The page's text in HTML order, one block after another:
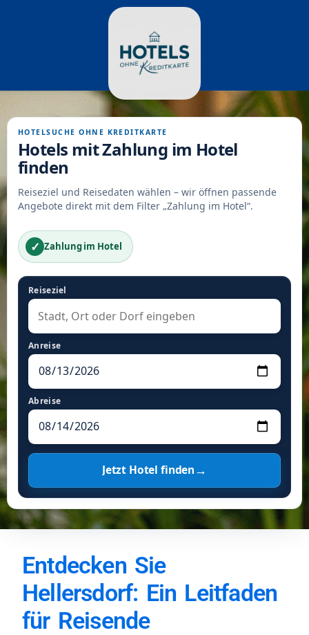
HOTELSUCHE OHNE KREDITKARTE
Hotels mit Zahlung im Hotel
finden
Reiseziel und Reisedaten wählen – wir öffnen passende
Angebote direkt mit dem Filter „Zahlung im Hotel“.
✓ Zahlung im Hotel
Reiseziel
Anreise
Abreise
Jetzt Hotel finden→
Entdecken Sie
Hellersdorf: Ein Leitfaden
für Reisende